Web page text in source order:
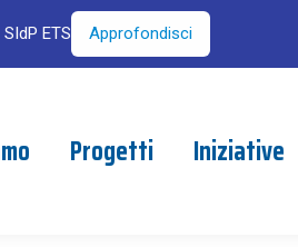
Progetti Iniziative
ETS Approfondisci